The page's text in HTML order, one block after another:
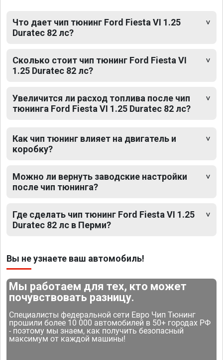
Что дает чип тюнинг Ford Fiesta VI 1.25
Duratec 82 лс?
Сколько стоит чип тюнинг Ford Fiesta VI
1.25 Duratec 82 лс?
Увеличится ли расход топлива после чип
тюнинга Ford Fiesta VI 1.25 Duratec 82 лс?
Как чип тюнинг влияет на двигатель и
коробку?
Можно ли вернуть заводские настройки
после чип тюнинга?
Где сделать чип тюнинг Ford Fiesta VI 1.25
Duratec 82 лс в Перми?
Вы не узнаете ваш автомобиль!
Мы работаем для тех, кто может
почувствовать разницу.
Специалисты федеральной сети Евро Чип Тюнинг
прошили более 10 000 автомобилей в 50+ городах РФ
- поэтому мы знаем, как получить безопасный
максимум от каждой машины!